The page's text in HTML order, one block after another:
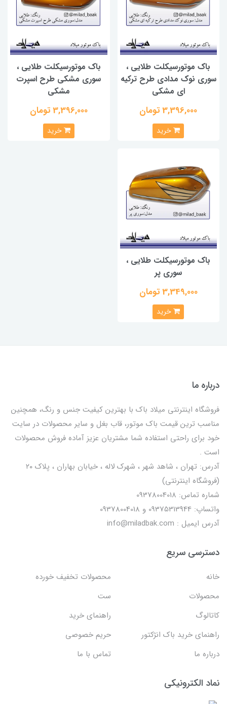
باک موتورسیکلت طلایی ،
سوری نوک مدادی طرح ترکیه
ای مشکی
3,396,000 تومان
خرید
باک موتورسیکلت طلایی ،
سوری مشکی طرح اسپرت
مشکی
3,396,000 تومان
خرید
باک موتورسیکلت طلایی ،
سوری پر
3,349,000 تومان
خرید
درباره ما
فروشگاه اینترنتی میلاد باک با بهترین کیفیت جنس و رنگ، همچنین
مناسب ترین قیمت باک موتور، قاب بغل و سایر محصولات در سایت
خود برای راحتی استفاده شما مشتریان عزیز آماده فروش محصولات
است .
آدرس: تهران ، شاهد شهر ، شهرک لاله ، خیابان بهاران ، پلاک ۲۰
(فروشگاه اینترنتی)
شماره تماس: 09378004018
واتساپ: 09375313944 و 09378004018
آدرس ایمیل : info@miladbak.com
دسترسی سریع
خانه
محصولات تخفیف خورده
محصولات
ست
کاتالوگ
راهنمای خرید
راهنمای خرید باک انژکتور
حریم خصوصی
درباره ما
تماس با ما
نماد الکترونیکی